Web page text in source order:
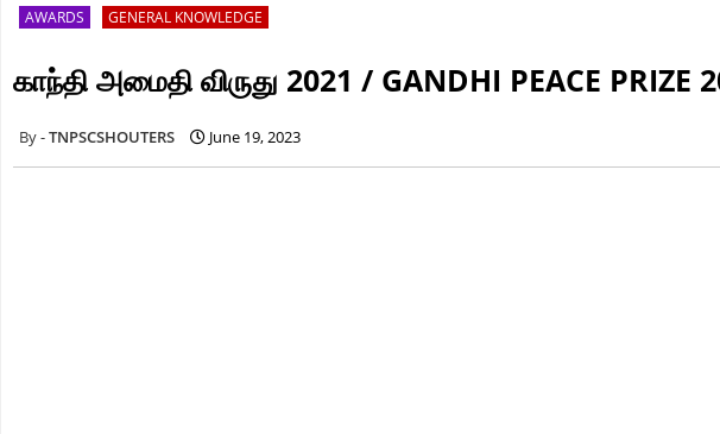
AWARDS GENERAL KNOWLEDGE
காந்தி அமைதி விருது 2021 / GANDHI PEACE PRIZE
TNPSCSHOUTERS June 19, 2023